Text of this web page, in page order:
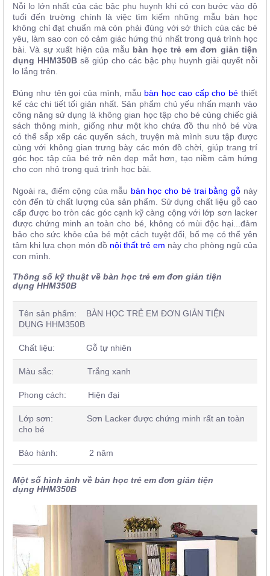
HàngNỗi lo lớn nhất của các bậc phụ huynh khi có con bước vào độ
tuổi đến trường chính là việc tìm kiếm những mẫu bàn học
không chỉ đạt chuẩn mà còn phải đúng với sở thích của các bé
yêu, làm sao con có cảm giác hứng thú nhất trong quá trình học
bài. Và sự xuất hiện của mẫu bàn học trẻ em đơn giản tiện
dụng HHM350B sẽ giúp cho các bậc phụ huynh giải quyết nỗi
lo lắng trên.
Đúng như tên gọi của mình, mẫu bàn học cao cấp cho bé thiết
kế các chi tiết tối giản nhất. Sản phẩm chủ yếu nhấn mạnh vào
công năng sử dụng là không gian học tập cho bé cùng chiếc giá
sách thông minh, giống như một kho chứa đồ thu nhỏ bé vừa
có thể sắp xếp các quyển sách, truyện mà mình sưu tập được
cùng với không gian trưng bày các món đồ chời, giúp trang trí
góc học tập của bé trở nên đẹp mắt hơn, tạo niềm cảm hứng
cho con nhỏ trong quá trình học bài.
Ngoài ra, điểm cộng của mẫu bàn học cho bé trai bằng gỗ này
còn đến từ chất lượng của sản phẩm. Sử dụng chất liệu gỗ cao
cấp được bo tròn các góc cạnh kỹ càng cộng với lớp sơn lacker
được chứng minh an toàn cho bé, không có mùi độc hại...đảm
bảo cho sức khỏe của bé một cách tuyệt đối, bố mẹ có thể yên
tâm khi lựa chọn món đồ nội thất trẻ em này cho phòng ngủ của
con mình.
Thông số kỹ thuật về bàn học trẻ em đơn giản tiện
dụng HHM350B
Tên sản phẩm: BÀN HỌC TRẺ EM ĐƠN GIẢN TIỆN
DỤNG HHM350B
Chất liệu: Gỗ tự nhiên
Màu sắc: Trắng xanh
Phong cách: Hiện đại
Lớp sơn: Sơn Lacker được chứng minh rất an toàn
cho bé
Bảo hành: 2 năm
Một số hình ảnh về bàn học trẻ em đơn giản tiện
dụng HHM350B